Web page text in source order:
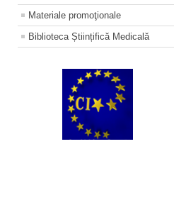
Materiale promoţionale
Biblioteca Științifică Medicală